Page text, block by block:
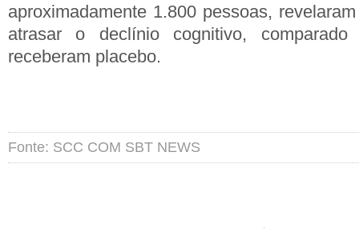
aproximadamente 1.800 pessoas,
atrasar o declínio cognitivo,
receberam placebo.
Fonte: SCC COM SBT NEWS